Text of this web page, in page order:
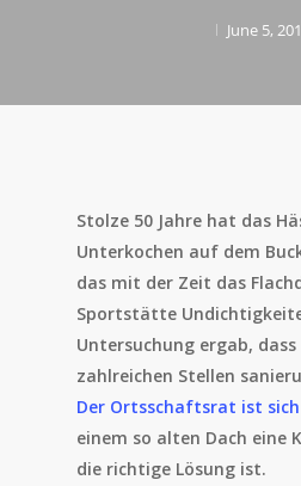
June 5,
Stolze 50 Jahre hat das
Unterkochen auf dem
das mit der Zeit das
Sportstätte
Untersuchung ergab, dass
zahlreichen Stellen
Der Ortsschaftsrat ist
einem so alten Dach eine
die richtige Lösung ist.